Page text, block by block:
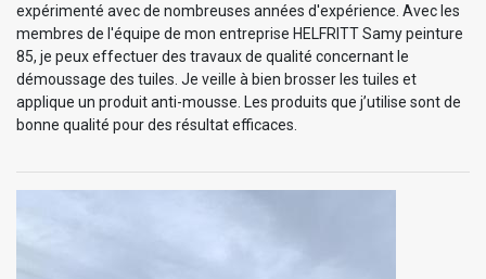
expérimenté avec de nombreuses années d'expérience. Avec les
membres de l'équipe de mon entreprise HELFRITT Samy peinture
85, je peux effectuer des travaux de qualité concernant le
démoussage des tuiles. Je veille à bien brosser les tuiles et
applique un produit anti-mousse. Les produits que j’utilise sont de
bonne qualité pour des résultat efficaces.